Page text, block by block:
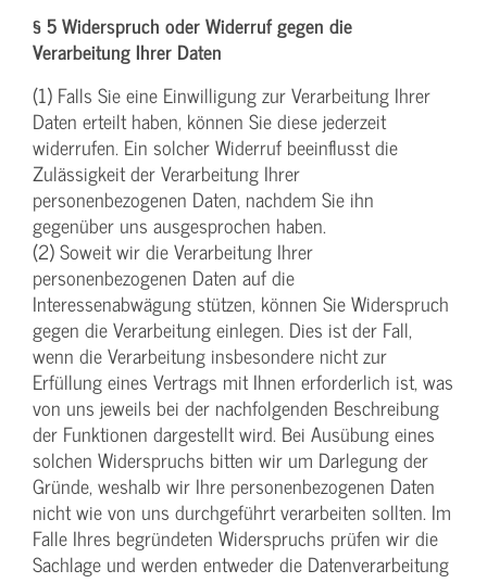
§ 5 Widerspruch oder Widerruf gegen die
Verarbeitung Ihrer Daten
(1) Falls Sie eine Einwilligung zur Verarbeitung Ihrer
Daten erteilt haben, können Sie diese jederzeit
widerrufen. Ein solcher Widerruf beeinflusst die
Zulässigkeit der Verarbeitung Ihrer
personenbezogenen Daten, nachdem Sie ihn
gegenüber uns ausgesprochen haben.
(2) Soweit wir die Verarbeitung Ihrer
personenbezogenen Daten auf die
Interessenabwägung stützen, können Sie Widerspruch
gegen die Verarbeitung einlegen. Dies ist der Fall,
wenn die Verarbeitung insbesondere nicht zur
Erfüllung eines Vertrags mit Ihnen erforderlich ist, was
von uns jeweils bei der nachfolgenden Beschreibung
der Funktionen dargestellt wird. Bei Ausübung eines
solchen Widerspruchs bitten wir um Darlegung der
Gründe, weshalb wir Ihre personenbezogenen Daten
nicht wie von uns durchgeführt verarbeiten sollten. Im
Falle Ihres begründeten Widerspruchs prüfen wir die
Sachlage und werden entweder die Datenverarbeitung